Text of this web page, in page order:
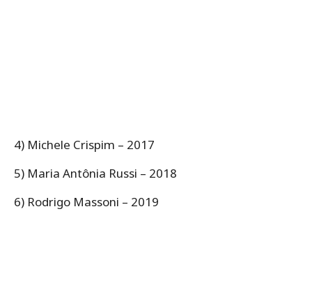
4) Michele Crispim – 2017
5) Maria Antônia Russi – 2018
6) Rodrigo Massoni – 2019